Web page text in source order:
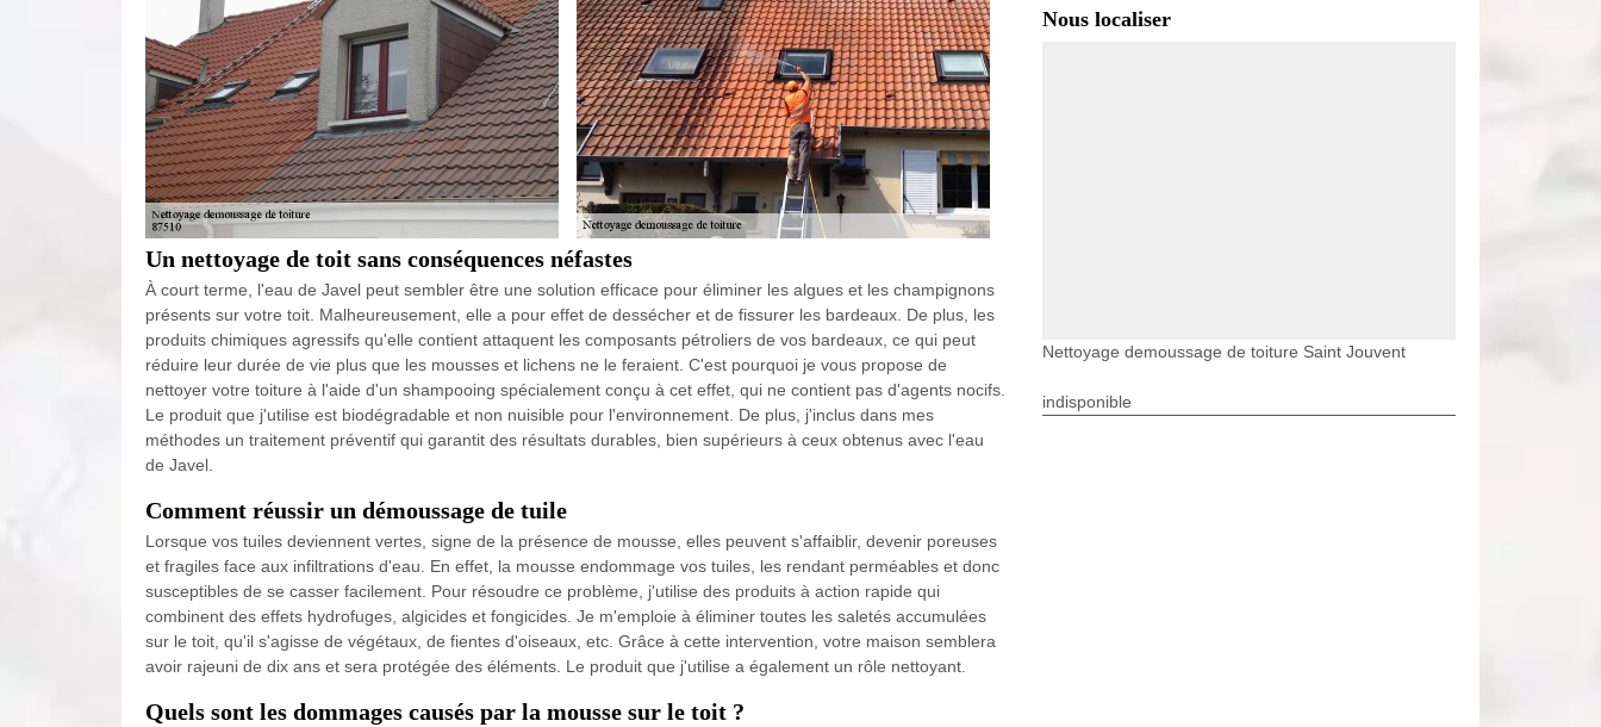
Un nettoyage de toit sans conséquences néfastes
À court terme, l'eau de Javel peut sembler être une solution efficace pour éliminer les algues et les champignons
présents sur votre toit. Malheureusement, elle a pour effet de dessécher et de fissurer les bardeaux. De plus, les
produits chimiques agressifs qu'elle contient attaquent les composants pétroliers de vos bardeaux, ce qui peut
réduire leur durée de vie plus que les mousses et lichens ne le feraient. C'est pourquoi je vous propose de
nettoyer votre toiture à l'aide d'un shampooing spécialement conçu à cet effet, qui ne contient pas d'agents nocifs.
Le produit que j'utilise est biodégradable et non nuisible pour l'environnement. De plus, j'inclus dans mes
méthodes un traitement préventif qui garantit des résultats durables, bien supérieurs à ceux obtenus avec l'eau
de Javel.
Comment réussir un démoussage de tuile
Lorsque vos tuiles deviennent vertes, signe de la présence de mousse, elles peuvent s'affaiblir, devenir poreuses
et fragiles face aux infiltrations d'eau. En effet, la mousse endommage vos tuiles, les rendant perméables et donc
susceptibles de se casser facilement. Pour résoudre ce problème, j'utilise des produits à action rapide qui
combinent des effets hydrofuges, algicides et fongicides. Je m'emploie à éliminer toutes les saletés accumulées
sur le toit, qu'il s'agisse de végétaux, de fientes d'oiseaux, etc. Grâce à cette intervention, votre maison semblera
avoir rajeuni de dix ans et sera protégée des éléments. Le produit que j'utilise a également un rôle nettoyant.
Quels sont les dommages causés par la mousse sur le toit ?
Nous localiser
Nettoyage demoussage de toiture Saint Jouvent
indisponible